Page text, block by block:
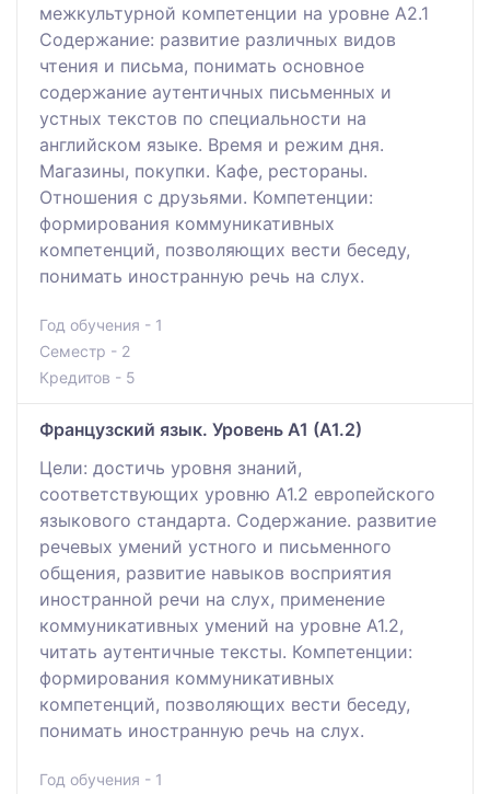
межкультурной компетенции на уровне А2.1
Содержание: развитие различных видов
чтения и письма, понимать основное
содержание аутентичных письменных и
устных текстов по специальности на
английском языке. Время и режим дня.
Магазины, покупки. Кафе, рестораны.
Отношения с друзьями. Компетенции:
формирования коммуникативных
компетенций, позволяющих вести беседу,
понимать иностранную речь на слух.
Год обучения - 1
Семестр - 2
Кредитов - 5
Французский язык. Уровень А1 (А1.2)
Цели: достичь уровня знаний,
соответствующих уровню А1.2 европейского
языкового стандарта. Содержание. развитие
речевых умений устного и письменного
общения, развитие навыков восприятия
иностранной речи на слух, применение
коммуникативных умений на уровне А1.2,
читать аутентичные тексты. Компетенции:
формирования коммуникативных
компетенций, позволяющих вести беседу,
понимать иностранную речь на слух.
Год обучения - 1